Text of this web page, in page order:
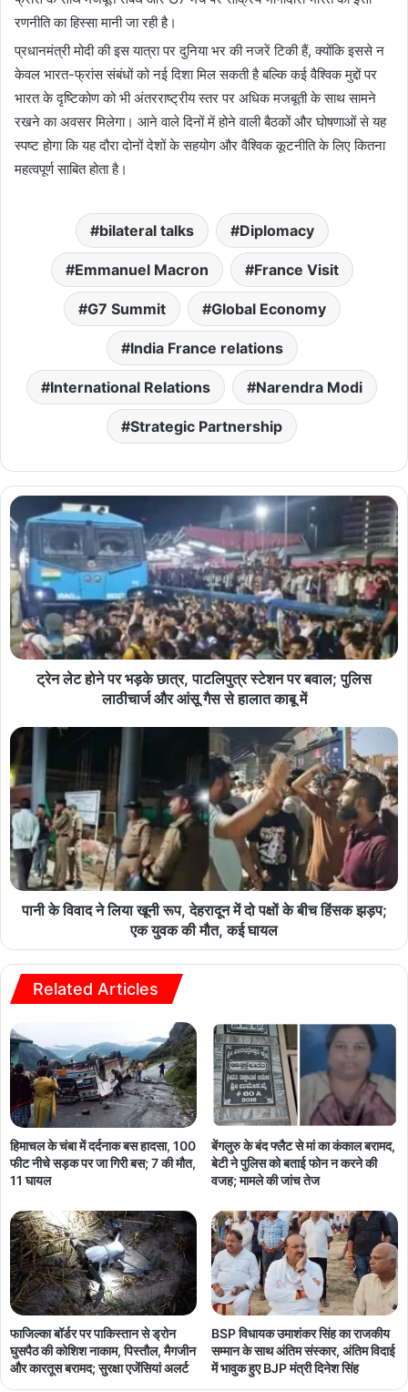
रणनीति का हिस्सा मानी जा रही है।
प्रधानमंत्री मोदी की इस यात्रा पर दुनिया भर की नजरें टिकी हैं, क्योंकि इससे न
केवल भारत-फ्रांस संबंधों को नई दिशा मिल सकती है बल्कि कई वैश्विक मुद्दों पर
भारत के दृष्टिकोण को भी अंतरराष्ट्रीय स्तर पर अधिक मजबूती के साथ सामने
रखने का अवसर मिलेगा। आने वाले दिनों में होने वाली बैठकों और घोषणाओं से यह
स्पष्ट होगा कि यह दौरा दोनों देशों के सहयोग और वैश्विक कूटनीति के लिए कितना
महत्वपूर्ण साबित होता है।
bilateral talks Diplomacy
Emmanuel Macron France Visit
G7 Summit Global Economy
India France relations
International Relations Narendra Modi
Strategic Partnership
ट्रेन लेट होने पर भड़के छात्र, पाटलिपुत्र स्टेशन पर बवाल; पुलिस
लाठीचार्ज और आंसू गैस से हालात काबू में
पानी के विवाद ने लिया खूनी रूप, देहरादून में दो पक्षों के बीच हिंसक झड़प;
एक युवक की मौत, कई घायल
Related Articles
हिमाचल के चंबा में दर्दनाक बस हादसा, 100
फीट नीचे सड़क पर जा गिरी बस; 7 की मौत,
11 घायल
बेंगलुरु के बंद फ्लैट से मां का कंकाल बरामद,
बेटी ने पुलिस को बताई फोन न करने की
वजह; मामले की जांच तेज
फाजिल्का बॉर्डर पर पाकिस्तान से ड्रोन
घुसपैठ की कोशिश नाकाम, पिस्तौल, मैगजीन
और कारतूस बरामद; सुरक्षा एजेंसियां अलर्ट
BSP विधायक उमाशंकर सिंह का राजकीय
सम्मान के साथ अंतिम संस्कार, अंतिम विदाई
में भावुक हुए BJP मंत्री दिनेश सिंह